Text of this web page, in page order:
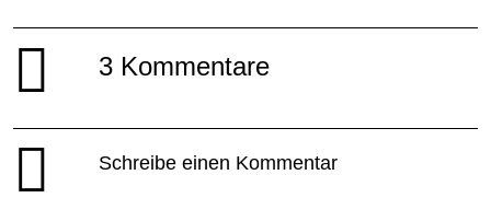
3 Kommentare
Schreibe einen Kommentar